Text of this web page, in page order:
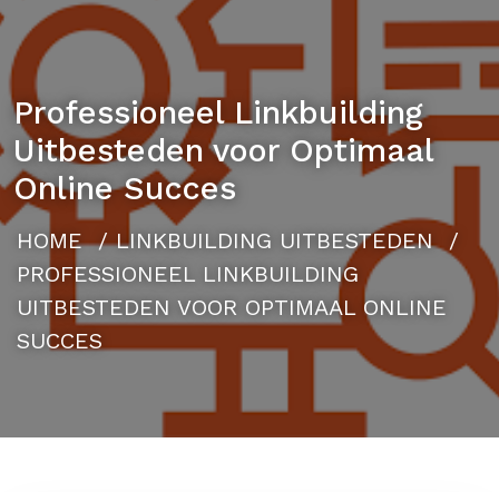
Professioneel Linkbuilding
Uitbesteden voor Optimaal
Online Succes
HOME/LINKBUILDING UITBESTEDEN/
PROFESSIONEEL LINKBUILDING
UITBESTEDEN VOOR OPTIMAAL ONLINE
SUCCES